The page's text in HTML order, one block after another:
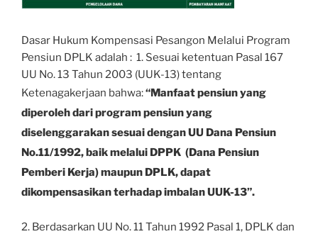
Dasar Hukum Kompensasi Pesangon Melalui Program
Pensiun DPLK adalah : 1. Sesuai ketentuan Pasal 167
UU No. 13 Tahun 2003 (UUK-13) tentang
Ketenagakerjaan bahwa:“Manfaat pensiun yang
diperoleh dari program pensiun yang
diselenggarakan sesuai dengan UU Dana Pensiun
No.11/1992, baik melalui DPPK (Dana Pensiun
Pemberi Kerja) maupun DPLK, dapat
dikompensasikan terhadap imbalan UUK-13”.
2. Berdasarkan UU No. 11 Tahun 1992 Pasal 1, DPLK dan